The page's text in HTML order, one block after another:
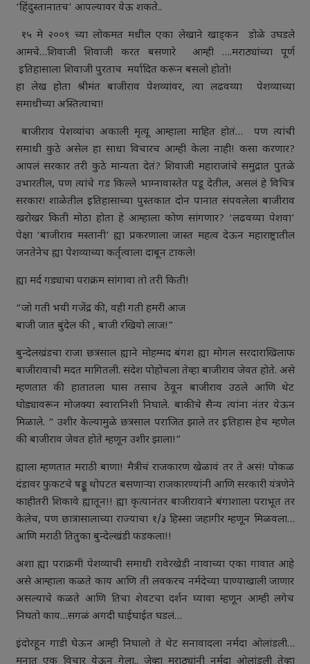
‘हिंदुस्तानातच’ आपल्यावर येऊ शकते..
१५ मे २००९ च्या लोकमत मधील एका लेखाने खाड्कन डोळे उघडले
आमचे…शिवाजी शिवाजी करत बसणारे आम्ही ….मराठ्यांच्या पूर्ण
इतिहासाला शिवाजी पुरताच मर्यादित करून बसलो होतो!
हा लेख होता श्रीमंत बाजीराव पेशव्यांवर, त्या लढवय्या पेशव्याच्या
समाधीच्या अस्तित्वाचा!
बाजीराव पेशव्यांचा अकाली मृत्यू आम्हाला माहित होतं… पण त्यांची
समाधी कुठे असेल हा साधा विचारच आम्ही केला नाही! कसा करणार?
आपलं सरकार तरी कुठे मान्यता देतं? शिवाजी महाराजांचे समुद्रात पुतळे
उभारतील, पण त्यांचे गड किल्ले भाग्नावास्तेत पडू देतील, असलं हे विचित्र
सरकार! शाळेतील इतिहासाच्या पुस्तकात दोन पानात संपवलेला बाजीराव
खरोखर किती मोठा होता हे आम्हाला कोण सांगणार? ‘लढवय्या पेशवा’
पेक्षा ‘बाजीराव मस्तानी’ ह्या प्रकरणाला जास्त महत्व देऊन महाराष्ट्रातील
जनतेनेच ह्या पेशव्याच्या कर्तृत्वाला दाबून टाकले!
ह्या मर्द गड्याचा पराक्रम सांगावा तो तरी किती!
“जो गती भयी गजेंद्र की, वही गती हमरी आज
बाजी जात बुंदेल की , बाजी रखियो लाज!”
बुन्देलखंडचा राजा छत्रसाल ह्याने मोहम्मद बंगश ह्या मोगल सरदाराखिलाफ
बाजीरावाची मदत मागितली. संदेश पोहोचला तेव्हा बाजीराव जेवत होते. असे
म्हणतात की हातातला घास तसाच ठेवून बाजीराव उठले आणि थेट
घोड्यावरून मोजक्या स्वारानिशी निघाले. बाकीचे सैन्य त्यांना नंतर येऊन
मिळाले. “ उशीर केल्यामुळे छत्रसाल पराजित झाले तर इतिहास हेच म्हणेल
की बाजीराव जेवत होते म्हणून उशीर झाला!”
ह्याला म्हणतात मराठी बाणा! मैत्रीचं राजकारण खेळावं तर ते असं! पोकळ
दंडावर फुकटचे षड्डू थोपटत बसणाऱ्या राजकारण्यांनी आणि सरकारी यंत्रणेने
काहीतरी शिकावे ह्यातून!! ह्या कृत्यानंतर बाजीरावाने बंगाशाला पराभूत तर
केलेच, पण छात्रासालाच्या राज्याचा १/३ हिस्सा जहागीर म्हणून मिळवला…
आणि मराठी तितुका बुन्देल्खंडी फडकला!!
अशा ह्या पराक्रमी पेशव्याची समाधी रावेरखेडी नावाच्या एका गावात आहे
असे आम्हाला कळते काय आणि ती लवकरच नर्मदेच्या पाण्याखाली जाणार
असल्याचे कळते आणि तिचा शेवटचा दर्शन घ्यावा म्हणून आम्ही लगेच
निघतो काय…सगळं अगदी घाईघाईत घडलं…
इंदोरहून गाडी घेऊन आम्ही निघालो ते थेट सनावादला नर्मदा ओलांडली…
मनात एक विचार येऊन गेला.. जेव्हा मराठ्यांनी नर्मदा ओलांडली तेव्हा